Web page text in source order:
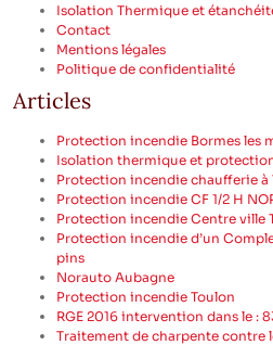
Isolation Thermique et
Contact
Mentions légales
Politique de confidentialité
Articles
Protection incendie Bormes les
Isolation thermique et
Protection incendie chaufferie à
Protection incendie CF 1/2 H
Protection incendie Centre ville
Protection incendie d’un
pins
Norauto Aubagne
Protection incendie Toulon
RGE 2016 intervention dans le :
Traitement de charpente contre